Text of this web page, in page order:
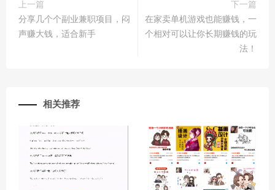
上一篇
分享几个个副业兼职项目，闷
声赚大钱，适合新手
下一篇
在家卖单机游戏也能赚钱，一
个相对可以让你长期赚钱的玩
法！
相关推荐